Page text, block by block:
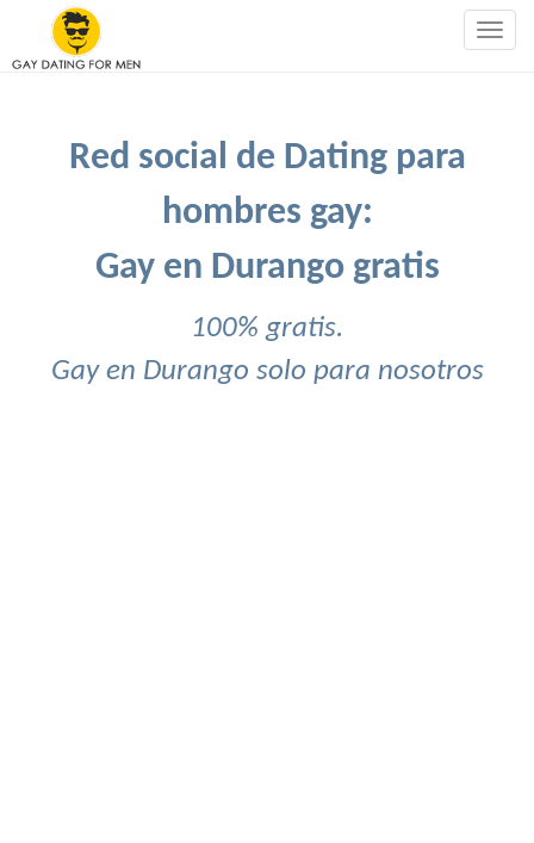
Red social de Dating para
hombres gay:
Gay en Durango gratis
100% gratis.
Gay en Durango solo para nosotros